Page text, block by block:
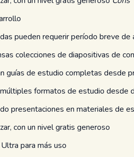
pueden requerir período breve
colecciones de diapositivas de
guías de estudio completas desde
formatos de estudio desde
presentaciones en materiales de
con un nivel gratis generoso
para más uso